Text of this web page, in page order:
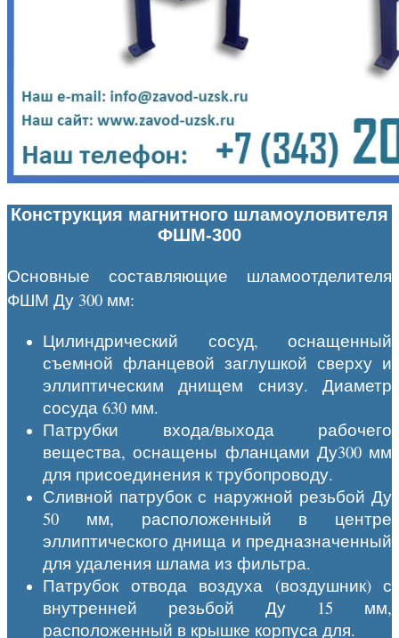
Конструкция магнитного шламоуловителя
ФШМ-300
Основные составляющие шламоотделителя
ФШМ Ду 300 мм:
Цилиндрический сосуд, оснащенный
съемной фланцевой заглушкой сверху и
эллиптическим днищем снизу. Диаметр
сосуда 630 мм.
Патрубки входа/выхода рабочего
вещества, оснащены фланцами Ду300 мм
для присоединения к трубопроводу.
Сливной патрубок с наружной резьбой Ду
50 мм, расположенный в центре
эллиптического днища и предназначенный
для удаления шлама из фильтра.
Патрубок отвода воздуха (воздушник) с
внутренней резьбой Ду 15 мм,
расположенный в крышке корпуса для.